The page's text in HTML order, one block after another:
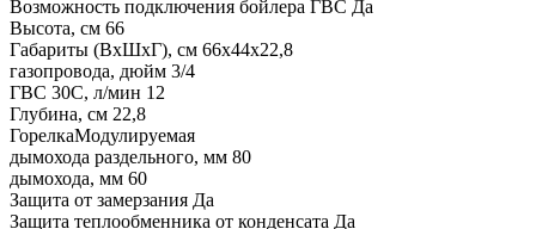
Возможность подключения бойлера ГВС Да
Высота, см 66
Габариты (ВхШхГ), см 66х44х22,8
газопровода, дюйм 3/4
ГВС 30С, л/мин 12
Глубина, см 22,8
ГорелкаМодулируемая
дымохода раздельного, мм 80
дымохода, мм 60
Защита от замерзания Да
Защита теплообменника от конденсата Да